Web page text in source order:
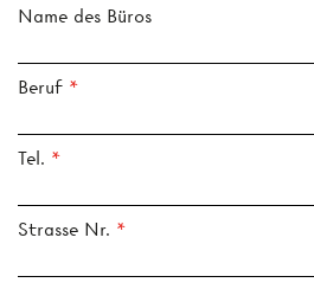
Name des Büros
Beruf
Tel.
Strasse Nr.